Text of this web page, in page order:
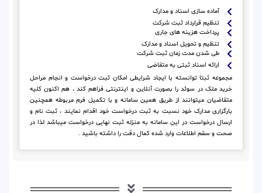
آماده سازی اسناد و مدارک
تنظیم قرارداد ثبت شرکت
پرداخت هزینه های جاری
تنظیم و تحویل اسناد و مدارک
طی شدن مدت زمان ثبت شرکت
ارائه اسناد ثبتی به متقاضی
مجموعه ثبتا توانسته با ایجاد شرایطی امکان ثبت درخواست و انجام مراحل
خرید ملک در سوئد را بصورت آنلاین و اینترنتی فراهم کند ، هم اکنون کلیه
متقاضیان میتوانند از طریق همین سامانه و با تکمیل فرم مربوطه همچنین
بارگزاری مدارک خود نسبت به ثبت درخواست خود اقدام نمایند ، ثبت نام و
ارسال درخواست در این سامانه به منزله ثبت نهایی درخواست میباشد لذا در
صحت و سقم اطلاعات وارد شده کمال دقت را داشته باشید .